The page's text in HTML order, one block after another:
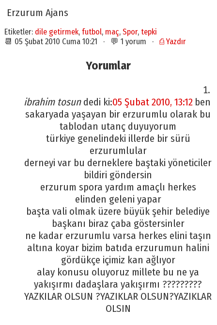
Erzurum Ajans
Etiketler: dile getirmek, futbol, maç, Spor, tepki
📆 05 Şubat 2010 Cuma 10:21 · 💬 1 yorum · ⎙ Yazdır
Yorumlar
ibrahim tosun dedi ki:05 Şubat 2010, 13:12 ben
sakaryada yaşayan bir erzurumlu olarak bu
tablodan utanç duyuyorum
türkiye genelindeki illerde bir sürü
erzurumlular
derneyi var bu derneklere baştaki yöneticiler
bildiri göndersin
erzurum spora yardım amaçlı herkes
elinden geleni yapar
başta vali olmak üzere büyük şehir belediye
başkanı biraz çaba göstersinler
ne kadar erzurumlu varsa herkes elini taşın
altına koyar bizim batıda erzurumun halini
gördükçe içimiz kan ağlıyor
alay konusu oluyoruz millete bu ne ya
yakışırmı dadaşlara yakışırmı ?????????
YAZKILAR OLSUN ?YAZIKLAR OLSUN?YAZIKLAR
OLSIN